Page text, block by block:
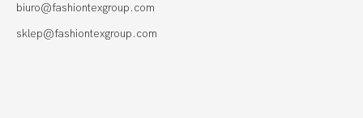
biuro@fashiontexgroup.com
sklep@fashiontexgroup.com